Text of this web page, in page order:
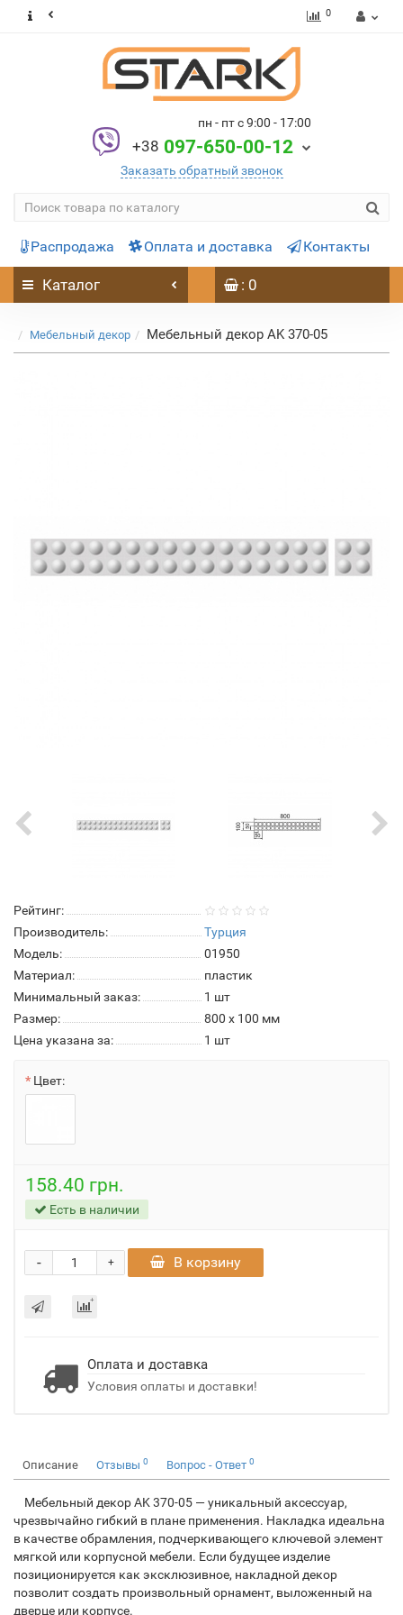
0
пн - пт с 9:00 - 17:00
+38 097-650-00-12
Заказать обратный звонок
Распродажа Оплата и доставка Контакты
Каталог : 0
Мебельный декор Мебельный декор AK 370-05
Рейтинг:
Производитель:
Турция
Модель:
01950
Материал:
пластик
Минимальный заказ:
1 шт
Размер:
800 x 100 мм
Цена указана за:
1 шт
Цвет:
158.40 грн.
Есть в наличии
+
- В корзину
Оплата и доставка
Условия оплаты и доставки!
Описание Отзывы 0 Вопрос - Ответ 0
Мебельный декор AK 370-05 — уникальный аксессуар,
чрезвычайно гибкий в плане применения. Накладка идеальна
в качестве обрамления, подчеркивающего ключевой элемент
мягкой или корпусной мебели. Если будущее изделие
позиционируется как эксклюзивное, накладной декор
позволит создать произвольный орнамент, выложенный на
дверце или корпусе.